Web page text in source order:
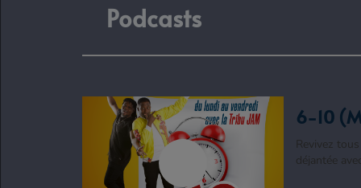
Podcasts
6-10
Revivez
déjantée